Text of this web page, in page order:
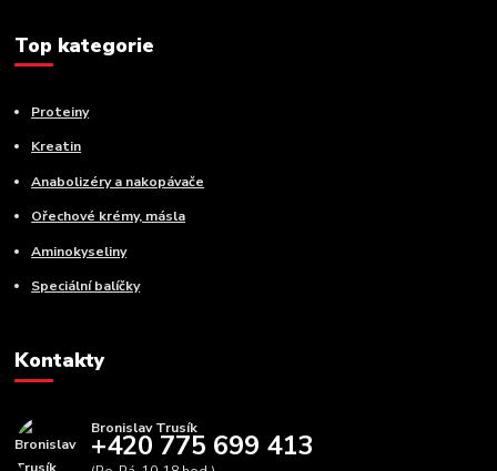
Top kategorie
Proteiny
Kreatin
Anabolizéry a nakopávače
Ořechové krémy, másla
Aminokyseliny
Speciální balíčky
Kontakty
Bronislav Trusík
+420 775 699 413